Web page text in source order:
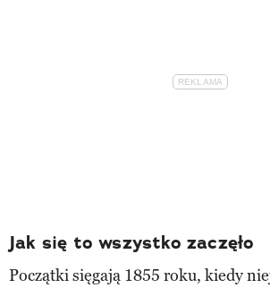
Jak się to wszystko zaczęło
Początki sięgają 1855 roku, kiedy